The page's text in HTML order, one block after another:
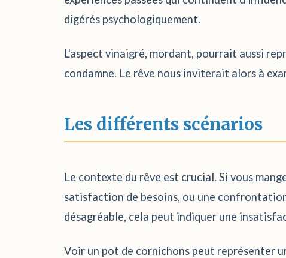
digérés psychologiquement.
L'aspect vinaigré, mordant, pourrait aussi
condamne. Le rêve nous inviterait alors à
Les différents scénarios
Le contexte du rêve est crucial. Si vous
satisfaction de besoins, ou une
désagréable, cela peut indiquer une
Voir un pot de cornichons peut représenter